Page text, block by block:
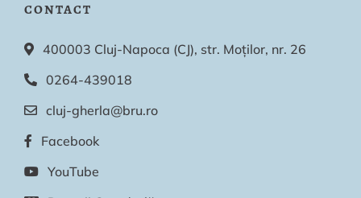
CONTACT
400003 Cluj-Napoca (CJ), str. Moților, nr. 26
0264-439018
cluj-gherla@bru.ro
Facebook
YouTube